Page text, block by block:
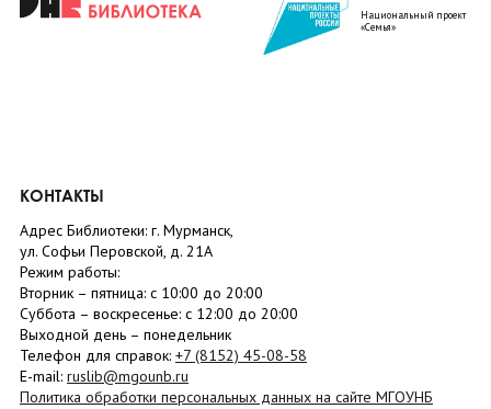
Национальный проект
«Семья»
КОНТАКТЫ
Адрес Библиотеки: г. Мурманск,
ул. Софьи Перовской, д. 21А
Режим работы:
Вторник – пятница: с 10:00 до 20:00
Суббота – воскресенье: c 12:00 до 20:00
Выходной день – понедельник
Телефон для справок: +7 (8152) 45-08-58
E-mail: ruslib@mgounb.ru
Политика обработки персональных данных на сайте МГОУНБ